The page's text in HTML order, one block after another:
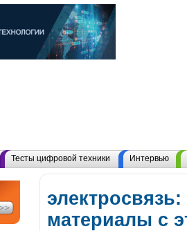
Тесты цифровой техники Интервью
электросвязь:
материалы с